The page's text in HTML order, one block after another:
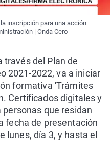
inscripción para una acción
| Onda Cero
través del Plan de
2021-2022, va a iniciar
formativa 'Trámites
Certificados digitales y
que residan
fecha de presentación
lunes, día 3, y hasta el